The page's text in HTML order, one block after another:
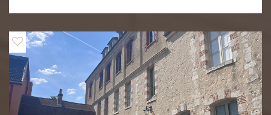
disponibles sur le site Géorisques :